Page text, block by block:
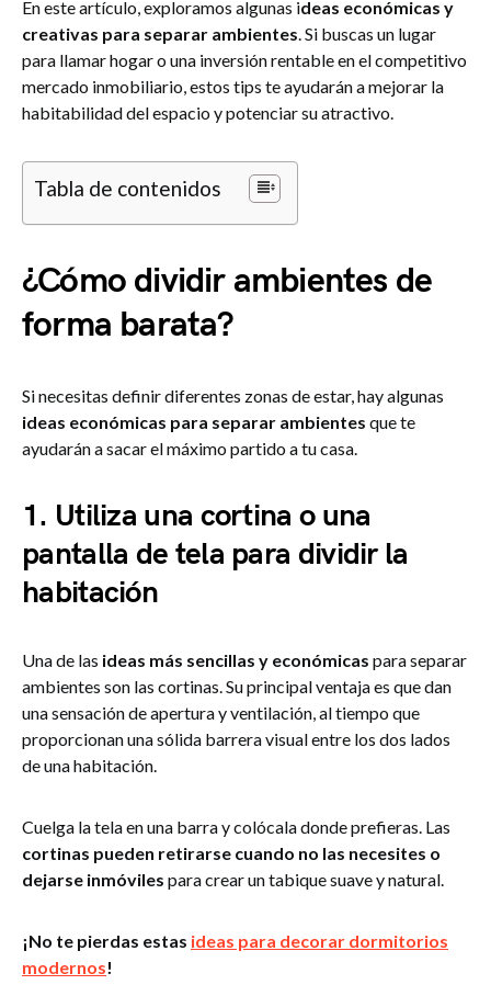
En este artículo, exploramos algunas ideas económicas y
creativas para separar ambientes. Si buscas un lugar
para llamar hogar o una inversión rentable en el competitivo
mercado inmobiliario, estos tips te ayudarán a mejorar la
habitabilidad del espacio y potenciar su atractivo.
Tabla de contenidos
¿Cómo dividir ambientes de
forma barata?
Si necesitas definir diferentes zonas de estar, hay algunas
ideas económicas para separar ambientes que te
ayudarán a sacar el máximo partido a tu casa.
1. Utiliza una cortina o una
pantalla de tela para dividir la
habitación
Una de las ideas más sencillas y económicas para separar
ambientes son las cortinas. Su principal ventaja es que dan
una sensación de apertura y ventilación, al tiempo que
proporcionan una sólida barrera visual entre los dos lados
de una habitación.
Cuelga la tela en una barra y colócala donde prefieras. Las
cortinas pueden retirarse cuando no las necesites o
dejarse inmóviles para crear un tabique suave y natural.
¡No te pierdas estas ideas para decorar dormitorios
modernos!